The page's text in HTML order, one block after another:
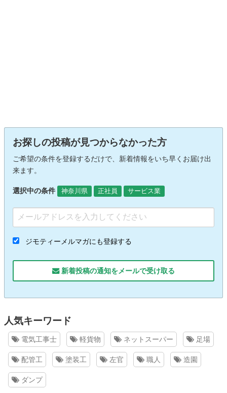
お探しの投稿が見つからなかった方
ご希望の条件を登録するだけで、新着情報をいち早くお届け出
来ます。
選択中の条件 神奈川県 正社員 サービス業
ジモティーメルマガにも登録する
新着投稿の通知をメールで受け取る
人気キーワード
電気工事士 軽貨物 ネットスーパー 足場
配管工 塗装工 左官 職人 造園
ダンプ